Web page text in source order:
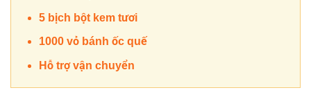
5 bịch bột kem tươi
1000 vỏ bánh ốc quế
Hỗ trợ vận chuyển